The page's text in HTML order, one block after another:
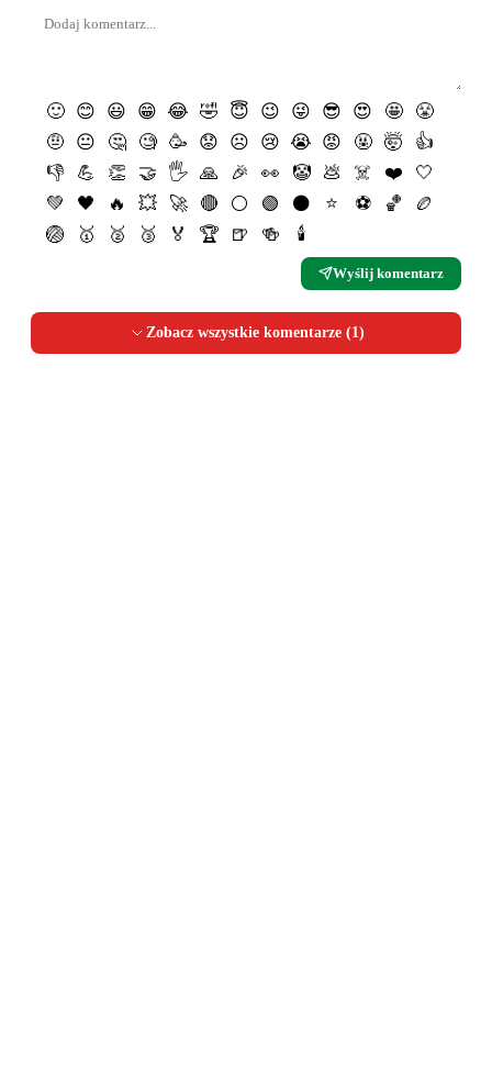
🙂 😊 😃 😁 😂 🤣 😇 😉 😜 😎 😍 🤩
😤
🤨
😐 🤔 🧐 🥳 😟 ☹️ 😢 😭 😡 🤬 🤯
👍
👎
💪 👏 🤝 🖐 🙏 🎉 👀 🤡 💩 ☠️ ❤️
🤍
💚
🖤 🔥 💥 🚀 🔴 ⚪️ 🟢 ⚫️ ⭐️ ⚽️ 🏀
🏉
🏐
🥇 🥈 🥉 🏅 🏆 🍺 🍻 🕯
Wyślij komentarz
Zobacz wszystkie komentarze (1 )